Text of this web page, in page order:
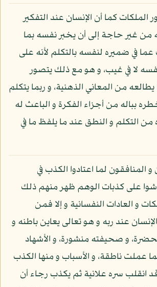
كما أن الإنسان عند التفكير
من غير حاجة إلى أن يخبر نفسه بما
في ضميره لنفسه بالتكلم لأنه على
لا في غيب، و هو مع ذلك يتصور
من المعاني الذهنية، و ربما يتكلم
بباله من أجزاء الفكرة و الباعث له
من التكلم و النطق عند ما يلفظ ما في
المنافقون لما اعتادوا الكذب في
على كذبات الوهم ظهر منهم ذلك
و العادات النفسانية و إلا فمن
عند ربه و هو تعالى يعاين باطنه و
و صحيفته منشورة، و الأشهاد
عملت ناطقة، و الأسباب و منها الكذب
انقلب سره علانية ثم يكذب رجاء أن